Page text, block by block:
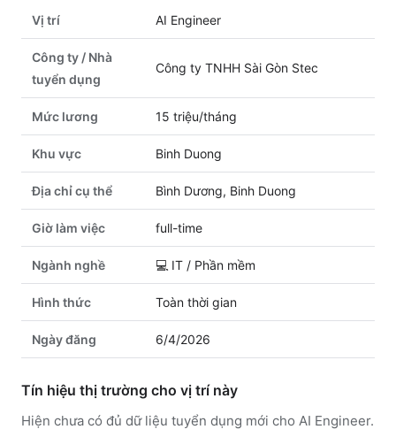
Vị trí AI Engineer
Công ty / Nhà
tuyển dụng
Công ty TNHH Sài Gòn Stec
Mức lương 15 triệu/tháng
Khu vực Binh Duong
Địa chỉ cụ thể Bình Dương, Binh Duong
Giờ làm việc full-time
Ngành nghề 💻 IT / Phần mềm
Hình thức Toàn thời gian
Ngày đăng 6/4/2026
Tín hiệu thị trường cho vị trí này
Hiện chưa có đủ dữ liệu tuyển dụng mới cho AI Engineer.